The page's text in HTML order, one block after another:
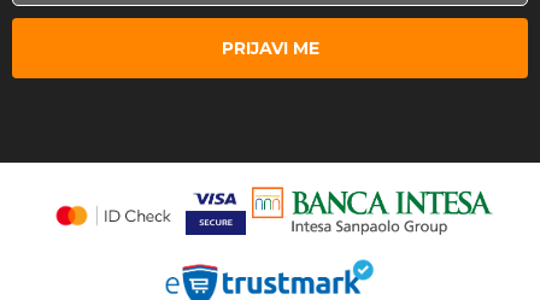
PRIJAVI ME